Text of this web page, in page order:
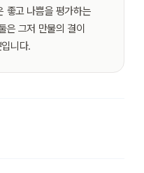
좋고 나쁨을 평가하는
은 그저 만물의 결이
니다.